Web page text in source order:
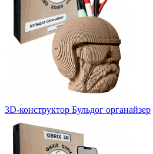
3D-конструктор Бульдог органайзер